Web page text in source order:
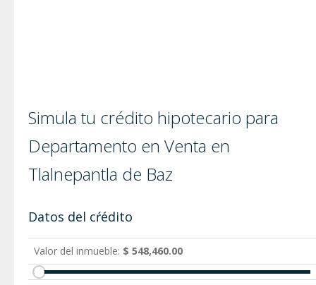
Simula tu crédito hipotecario para
Departamento en Venta en
Tlalnepantla de Baz
Datos del cŕédito
Valor del inmueble: $ 548,460.00